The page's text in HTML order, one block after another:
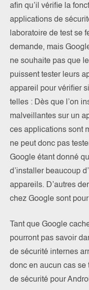
afin qu’il vérifie la
applications de
laboratoire de test se
demande, mais
ne souhaite pas que
puissent tester leurs
appareil pour vérifier
telles : Dès que l’on
malveillantes sur un
ces applications sont
ne peut donc pas
Google étant donné
d’installer beaucoup
appareils. D’autres
chez Google sont
Tant que Google
pourront pas savoir
de sécurité internes
donc en aucun cas se
de sécurité pour